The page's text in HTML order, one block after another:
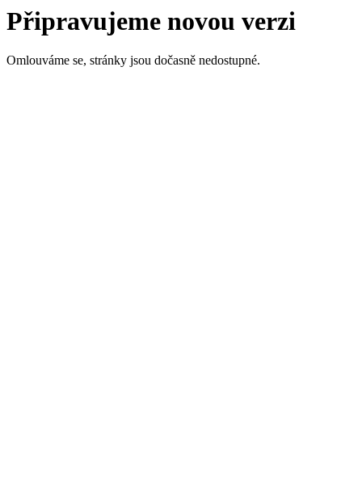
Připravujeme novou verzi
Omlouváme se, stránky jsou dočasně nedostupné.